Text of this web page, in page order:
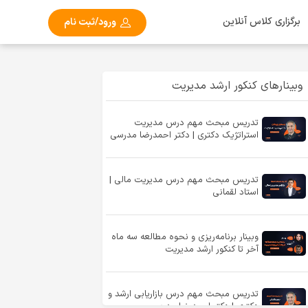
ورود/ثبت نام برگزاری کلاس آنلاین
وبینارهای کنکور ارشد مدیریت
تدریس مبحث مهم درس مدیریت
استراتژیک دکتری | دکتر احمدرضا مدرسی
تدریس مبحث مهم درس مدیریت مالی |
استاد لقمانی
وبینار برنامه‌ریزی و نحوه مطالعه سه ماه
آخر تا کنکور ارشد مدیریت
تدریس مبحث مهم درس بازاریابی ارشد و